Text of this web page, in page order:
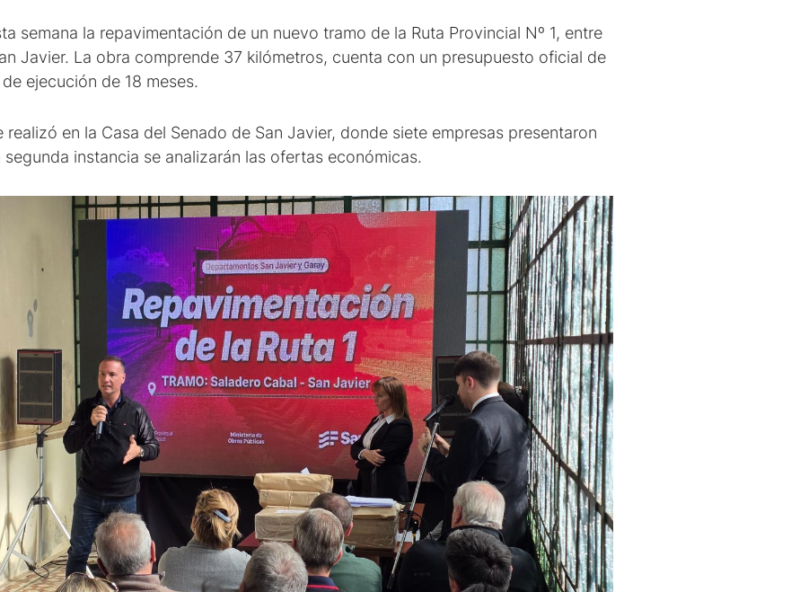
semana la repavimentación de un nuevo tramo de la Ruta Provincial Nº 1, entre
Javier. La obra comprende 37 kilómetros, cuenta con un presupuesto oficial de
ejecución de 18 meses.
en la Casa del Senado de San Javier, donde siete empresas presentaron
instancia se analizarán las ofertas económicas.